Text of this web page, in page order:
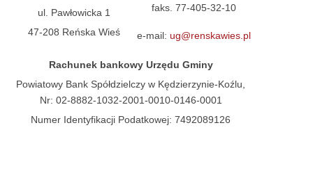
ul. Pawłowicka 1
47-208 Reńska Wieś
faks. 77-405-32-10
e-mail: ug@renskawies.pl
Rachunek bankowy Urzędu Gminy
Powiatowy Bank Spółdzielczy w Kędzierzynie-Koźlu,
Nr: 02-8882-1032-2001-0010-0146-0001
Numer Identyfikacji Podatkowej: 7492089126